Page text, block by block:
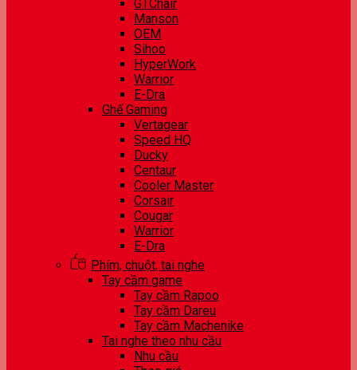
GTChair
Manson
OEM
Sihoo
HyperWork
Warrior
E-Dra
Ghế Gaming
Vertagear
Speed HQ
Ducky
Centaur
Cooler Master
Corsair
Cougar
Warrior
E-Dra
Phím, chuột, tai nghe
Tay cầm game
Tay cầm Rapoo
Tay cầm Dareu
Tay cầm Machenike
Tai nghe theo nhu cầu
Nhu cầu